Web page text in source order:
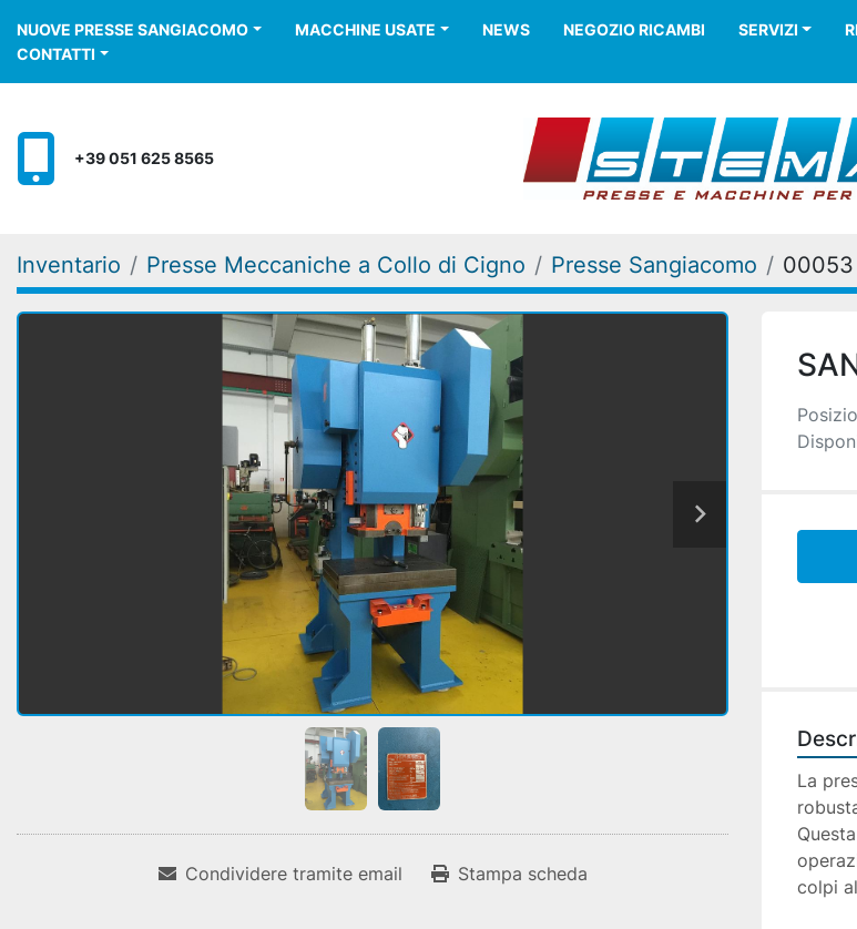
NUOVE PRESSE SANGIACOMO MACCHINE USATE NEWS NEGOZIO RICAMBI SERVIZI
CONTATTI
+39 051 625 8565
Inventario Presse Meccaniche a Collo di Cigno Presse Sangiacomo 00053
Condividere tramite email Stampa scheda
La
colpi